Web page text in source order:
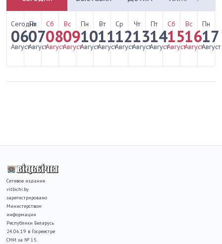
Сегодня
06
Август
Пт
07
Август
Сб
08
Август
Вс
09
Август
Пн
10
Август
Вт
11
Август
Ср
12
Август
Чт
13
Август
Пт
14
Август
Сб
15
Август
Вс
16
Август
Пн
17
Август
Сетевое издание
vitbichi.by
зарегистрировано
Министерством
информации
Республики Беларусь
24.06.19 в Госреестре
СМИ за № 15.